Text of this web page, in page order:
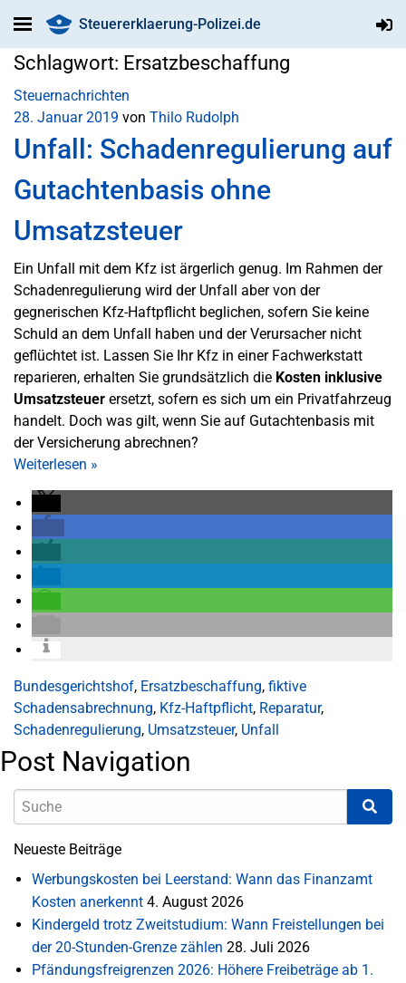
Steuererklaerung-Polizei.de
Schlagwort: Ersatzbeschaffung
Steuernachrichten
28. Januar 2019 von Thilo Rudolph
Unfall: Schadenregulierung auf
Gutachtenbasis ohne
Umsatzsteuer
Ein Unfall mit dem Kfz ist ärgerlich genug. Im Rahmen der
Schadenregulierung wird der Unfall aber von der
gegnerischen Kfz-Haftpflicht beglichen, sofern Sie keine
Schuld an dem Unfall haben und der Verursacher nicht
geflüchtet ist. Lassen Sie Ihr Kfz in einer Fachwerkstatt
reparieren, erhalten Sie grundsätzlich die Kosten inklusive
Umsatzsteuer ersetzt, sofern es sich um ein Privatfahrzeug
handelt. Doch was gilt, wenn Sie auf Gutachtenbasis mit
der Versicherung abrechnen?
Weiterlesen »
Bundesgerichtshof, Ersatzbeschaffung, fiktive
Schadensabrechnung, Kfz-Haftpflicht, Reparatur,
Schadenregulierung, Umsatzsteuer, Unfall
Post Navigation
Neueste Beiträge
Werbungskosten bei Leerstand: Wann das Finanzamt
Kosten anerkennt 4. August 2026
Kindergeld trotz Zweitstudium: Wann Freistellungen bei
der 20-Stunden-Grenze zählen 28. Juli 2026
Pfändungsfreigrenzen 2026: Höhere Freibeträge ab 1.